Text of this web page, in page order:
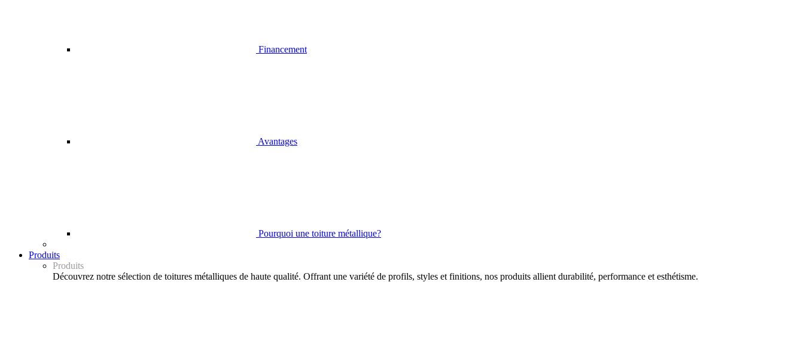
Financement
Avantages
Pourquoi une toiture métallique?
Produits
Produits
Découvrez notre sélection de toitures métalliques de haute qualité. Offrant une variété de profils, styles et finitions, nos produits allient durabilité, performance et esthétisme.